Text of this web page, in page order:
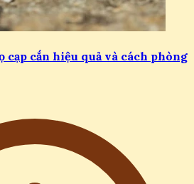
cạp cắn hiệu quả và cách phòng